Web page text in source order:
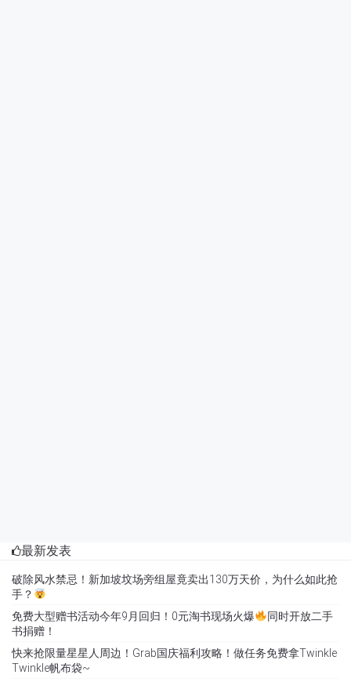
最新发表
破除风水禁忌！新加坡坟场旁组屋竟卖出130万天价，为什么如此抢
手？
免费大型赠书活动今年9月回归！0元淘书现场火爆
同时开放二手
书捐赠！
快来抢限量星星人周边！Grab国庆福利攻略！做任务免费拿Twinkle
Twinkle帆布袋~